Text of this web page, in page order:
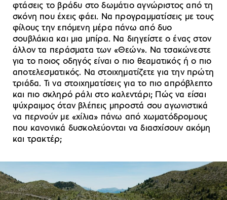
φτάσεις το βράδυ στο δωμάτιο αγνώριστος από τη
σκόνη που έχεις φάει. Να προγραμματίσεις με τους
φίλους την επόμενη μέρα πάνω από δυο
σουβλάκια και μια μπίρα. Να διηγείστε ο ένας στον
άλλον τα περάσματα των «Θεών». Να τσακώνεστε
για το ποιος οδηγός είναι ο πιο θεαματικός ή ο πιο
αποτελεσματικός. Να στοιχηματίζετε για την πρώτη
τριάδα. Τι να στοιχηματίσεις για το πιο απρόβλεπτο
και πιο σκληρό ράλι στο καλεντάρι; Πώς να είσαι
ψύχραιμος όταν βλέπεις μπροστά σου αγωνιστικά
να περνούν με «χίλια» πάνω από χωματόδρομους
που κανονικά δυσκολεύονται να διασχίσουν ακόμη
και τρακτέρ;